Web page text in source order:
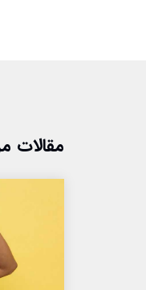
مقالات